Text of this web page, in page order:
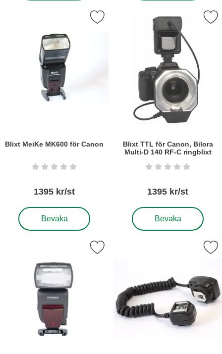
Blixt MeiKe MK600 för Canon
Art. nr6122 Betyg: 0 stjärnor av 5
1395 kr/st
Bevaka
, Blixt MeiKe MK600 för Canon
Markera blixt MeiKe MK600 för Canon som favorit
Blixt TTL för Canon, Bilora
Multi-D 140 RF-C ringblixt
Art. nr5910 Betyg: 0 stjärnor
1395 kr/st
Bevaka
, Blixt TTL för Canon,
Markera blixt TTL för Canon, Bilora
blixt YongNuo Speedlite YN685 för Canon som favorit
Markera blixtkabel TTL f.